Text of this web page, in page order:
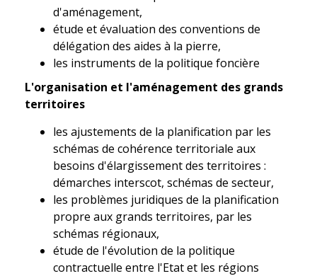
d'aménagement,
étude et évaluation des conventions de
délégation des aides à la pierre,
les instruments de la politique foncière
L'organisation et l'aménagement des grands
territoires
les ajustements de la planification par les
schémas de cohérence territoriale aux
besoins d'élargissement des territoires :
démarches interscot, schémas de secteur,
les problèmes juridiques de la planification
propre aux grands territoires, par les
schémas régionaux,
étude de l'évolution de la politique
contractuelle entre l'Etat et les régions